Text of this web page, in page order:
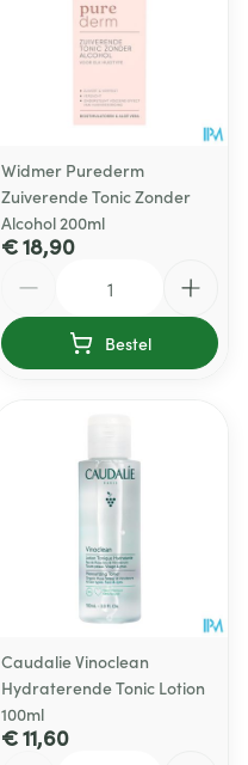
Widmer Purederm
Zuiverende Tonic Zonder
Alcohol 200ml
€ 18,90
Bestel
Caudalie Vinoclean
Hydraterende Tonic Lotion
100ml
€ 11,60